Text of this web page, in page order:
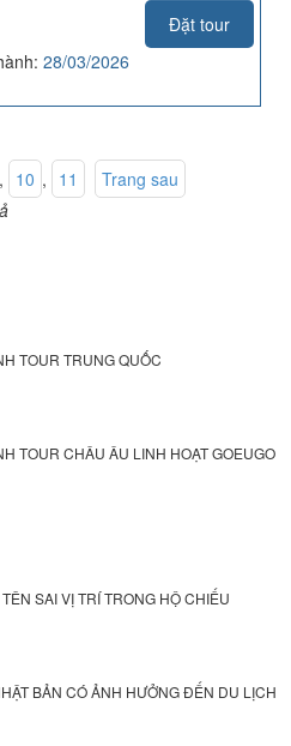
Đặt tour
28/03/2026
, 10 , 11
Trang sau
TOUR TRUNG QUỐC
TOUR CHÂU ÂU LINH HOẠT GOEUGO
SAI VỊ TRÍ TRONG HỘ CHIẾU
BẢN CÓ ẢNH HƯỞNG ĐẾN DU LỊCH